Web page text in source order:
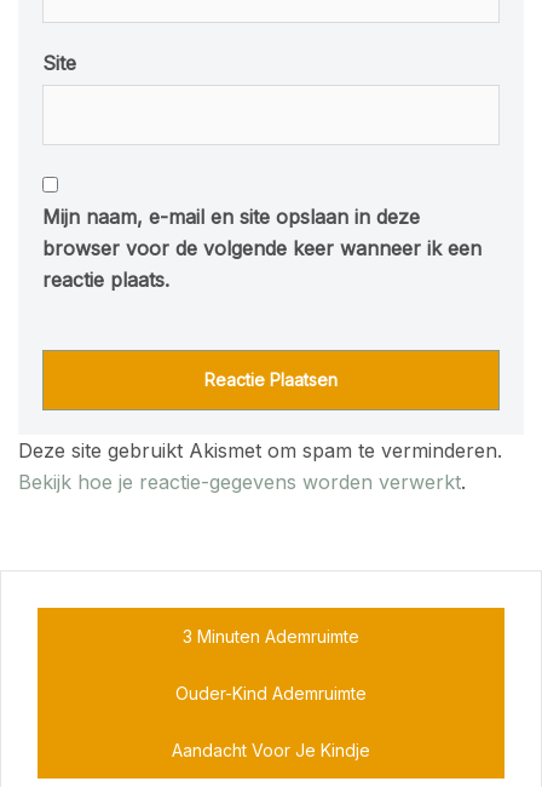
Site
Mijn naam, e-mail en site opslaan in deze
browser voor de volgende keer wanneer ik een
reactie plaats.
Deze site gebruikt Akismet om spam te verminderen.
Bekijk hoe je reactie-gegevens worden verwerkt.
3 Minuten Ademruimte
Ouder-Kind Ademruimte
Aandacht Voor Je Kindje